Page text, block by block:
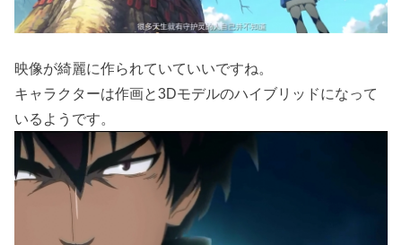
映像が綺麗に作られていていいですね。
キャラクターは作画と3Dモデルのハイブリッドになって
いるようです。